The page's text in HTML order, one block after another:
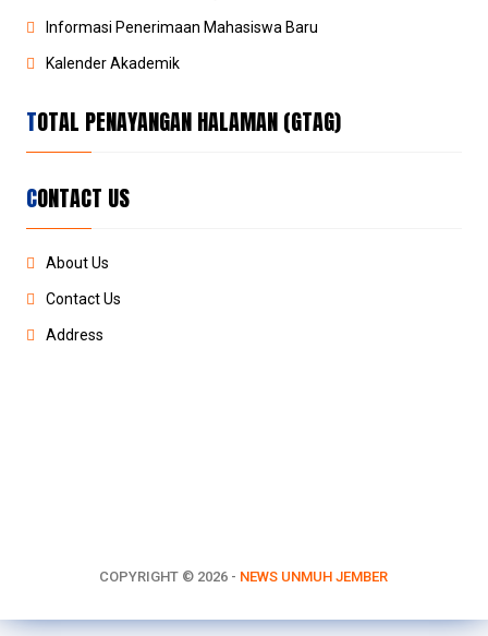
Informasi Penerimaan Mahasiswa Baru
Kalender Akademik
TOTAL PENAYANGAN HALAMAN (GTAG)
CONTACT US
About Us
Contact Us
Address
COPYRIGHT © 2026 - NEWS UNMUH JEMBER